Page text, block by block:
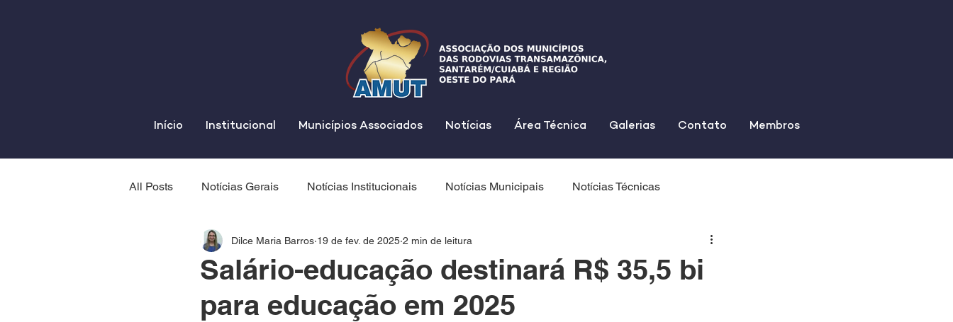
Início Institucional Municípios Associados Notícias Área Técnica Galerias Contato Membros
All Posts Notícias Gerais Notícias Institucionais Notícias Municipais Notícias Técnicas
Salário-educação destinará R$ 35,5 bi
para educação em 2025
Dilce Maria Barros 19 de fev. de 2025 2 min de leitura